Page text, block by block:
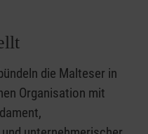
die Malteser in
Organisation mit